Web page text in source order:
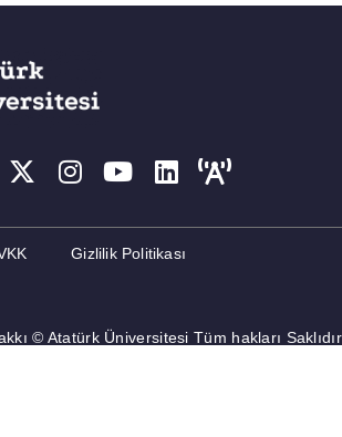
Gizlilik Politikası
© Atatürk Üniversitesi Tüm hakları Saklıdır